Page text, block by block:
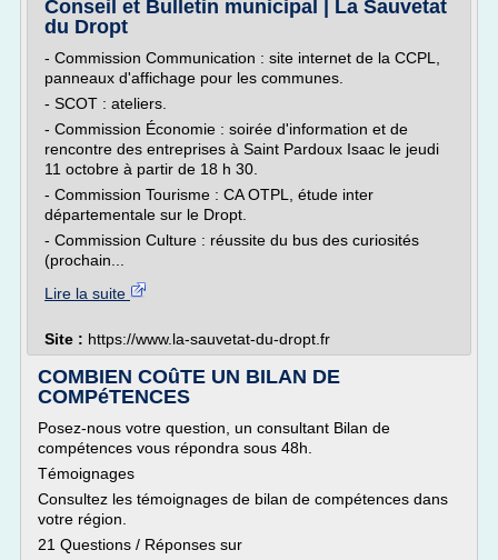
Conseil et Bulletin municipal | La Sauvetat
du Dropt
- Commission Communication : site internet de la CCPL,
panneaux d'affichage pour les communes.
- SCOT : ateliers.
- Commission Économie : soirée d'information et de
rencontre des entreprises à Saint Pardoux Isaac le jeudi
11 octobre à partir de 18 h 30.
- Commission Tourisme : CA OTPL, étude inter
départementale sur le Dropt.
- Commission Culture : réussite du bus des curiosités
(prochain...
Lire la suite
Site : https://www.la-sauvetat-du-dropt.fr
COMBIEN COûTE UN BILAN DE
COMPéTENCES
Posez-nous votre question, un consultant Bilan de
compétences vous répondra sous 48h.
Témoignages
Consultez les témoignages de bilan de compétences dans
votre région.
21 Questions / Réponses sur